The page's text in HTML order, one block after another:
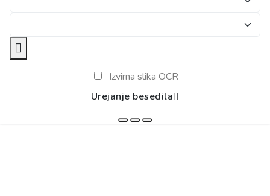
Izvirna slika OCR
Urejanje besedila